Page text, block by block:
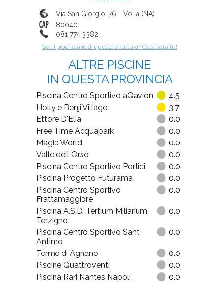
Via San Giorgio, 76 - Volla (NA)
80040
081 774 3382
Sei il proprietario di questa struttura? Gestiscila tu!
ALTRE PISCINE
IN QUESTA PROVINCIA
Piscina Centro Sportivo aQavion
4.5
Holly e Benji Village
3.7
Ettore D'Elia
0.0
Free Time Acquapark
0.0
Magic World
0.0
Valle dell Orso
0.0
Piscina Centro Sportivo Portici
0.0
Piscina Progetto Futurama
0.0
Piscina Centro Sportivo
Frattamaggiore
0.0
Piscina A.S.D. Tertium Miliarium
Terzigno
0.0
Piscina Centro Sportivo Sant
Antimo
0.0
Terme di Agnano
0.0
Piscine Quattroventi
0.0
Piscina Rari Nantes Napoli
0.0